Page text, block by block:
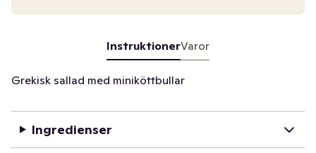
InstruktionerVaror
Grekisk sallad med miniköttbullar
Ingredienser